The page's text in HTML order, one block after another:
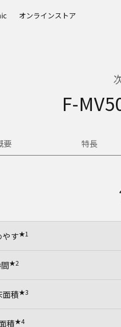
オンラインストア
F-
要 特長
す★1
★2
積★3
積★4